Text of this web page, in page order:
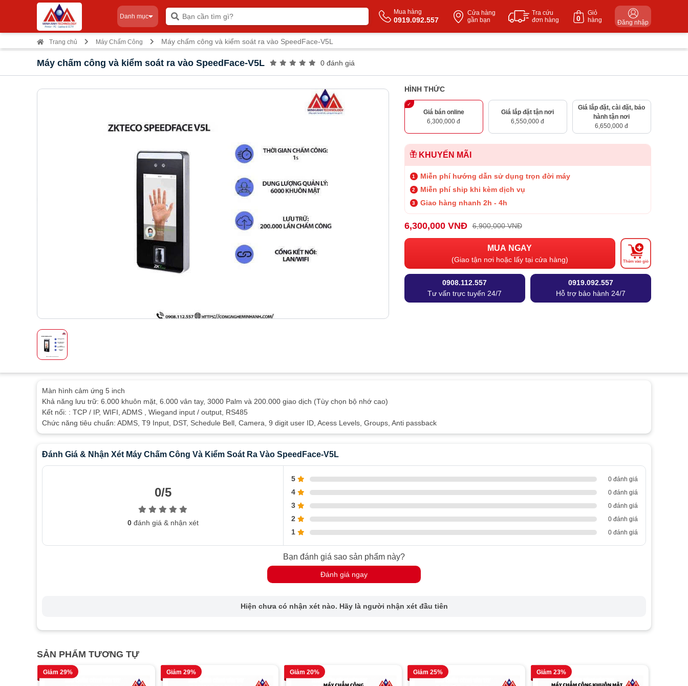
Danh mục
Mua hàng
0919.092.557
Cửa hàng
gần bạn
Tra cứu
đơn hàng
Giỏ
hàng
0 Đăng nhập
Trang chủ Máy Chấm Công Máy chấm công và kiểm soát ra vào SpeedFace-V5L
Máy chấm công và kiểm soát ra vào SpeedFace-V5L 0 đánh giá
HÌNH THỨC
Giá bán online
6,300,000 đ
Giá lắp đặt tận nơi
6,550,000 đ
Giá lắp đặt, cài đặt, bảo
hành tận nơi
6,650,000 đ
KHUYẾN MÃI
Miễn phí hướng dẫn sử dụng trọn đời máy
Miễn phí ship khi kèm dịch vụ
Giao hàng nhanh 2h - 4h
6,300,000 VNĐ 6,900,000 VNĐ
MUA NGAY
(Giao tận nơi hoặc lấy tại cửa hàng) Thêm vào giỏ
0908.112.557
Tư vấn trực tuyến 24/7
0919.092.557
Hỗ trợ bảo hành 24/7
Màn hình cảm ứng 5 inch
Khả năng lưu trữ: 6.000 khuôn mặt, 6.000 vân tay, 3000 Palm và 200.000 giao dịch (Tùy chọn bộ nhớ cao)
Kết nối: : TCP / IP, WIFI, ADMS , Wiegand input / output, RS485
Chức năng tiêu chuẩn: ADMS, T9 Input, DST, Schedule Bell, Camera, 9 digit user ID, Acess Levels, Groups, Anti passback
Đánh Giá & Nhận Xét Máy Chấm Công Và Kiểm Soát Ra Vào SpeedFace-V5L
0/5
0đánh giá & nhận xét
5 0 đánh giá
4 0 đánh giá
3 0 đánh giá
2 0 đánh giá
1 0 đánh giá
Bạn đánh giá sao sản phẩm này?
Đánh giá ngay
Hiện chưa có nhận xét nào. Hãy là người nhận xét đầu tiên
SẢN PHẨM TƯƠNG TỰ
Giảm 29% Giảm 29% Giảm 20% Giảm 25% Giảm 23%